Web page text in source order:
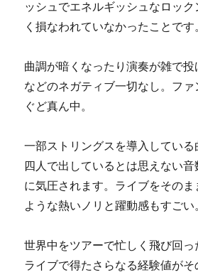
ッシュでエネルギッシュなロッ
く損なわれていなかったことです
曲調が暗くなったり演奏が雑で投
などのネガティブ一切なし。フ
ぐど真ん中。
一部ストリングスを導入している
四人で出しているとは思えない
に気圧されます。ライブをその
ような熱いノリと躍動感もすごい
世界中をツアーで忙しく飛び回
ライブで得たさらなる経験値が